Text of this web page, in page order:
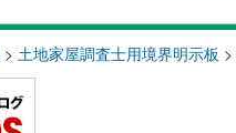
> 土地家屋調査士用境界明示板 >